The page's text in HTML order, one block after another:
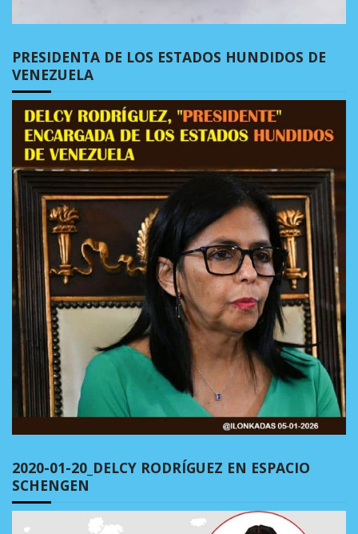
PRESIDENTA DE LOS ESTADOS HUNDIDOS DE
VENEZUELA
2020-01-20_DELCY RODRÍGUEZ EN ESPACIO
SCHENGEN